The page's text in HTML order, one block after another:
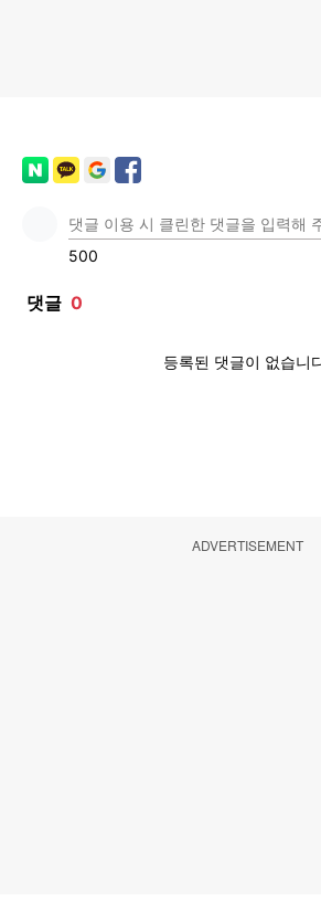
ADVERTISEMENT